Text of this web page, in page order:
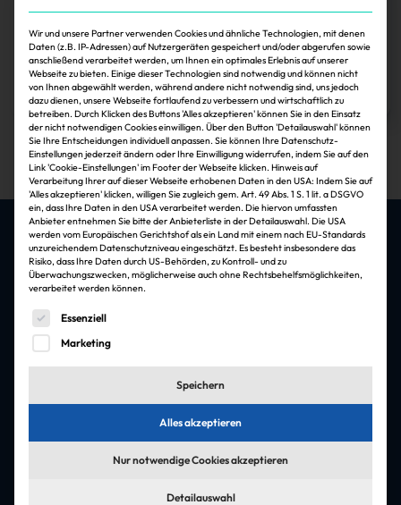
Verein „Offenbach offensiv“ gegründet
Sonja Smalian 30.11.2024
Zum Artikel
1
Die besten Jobs & Arbeitgeber in der
Immobilienbranche
Asset-Management
Controlling & Buchhaltung
Wir und unsere Partner verwenden Cookies und ähnliche Technologien, mit denen
Daten (z.B. IP-Adressen) auf Nutzergeräten gespeichert und/oder abgerufen sowie
anschließend verarbeitet werden, um Ihnen ein optimales Erlebnis auf unserer
Webseite zu bieten. Einige dieser Technologien sind notwendig und können nicht
von Ihnen abgewählt werden, während andere nicht notwendig sind, uns jedoch
dazu dienen, unsere Webseite fortlaufend zu verbessern und wirtschaftlich zu
betreiben. Durch Klicken des Buttons 'Alles akzeptieren' können Sie in den Einsatz
der nicht notwendigen Cookies einwilligen. Über den Button 'Detailauswahl' können
Sie Ihre Entscheidungen individuell anpassen. Sie können Ihre Datenschutz-
Einstellungen jederzeit ändern oder Ihre Einwilligung widerrufen, indem Sie auf den
Link 'Cookie-Einstellungen' im Footer der Webseite klicken. Hinweis auf
Verarbeitung Ihrer auf dieser Webseite erhobenen Daten in den USA: Indem Sie auf
'Alles akzeptieren' klicken, willigen Sie zugleich gem. Art. 49 Abs. 1 S. 1 lit. a DSGVO
ein, dass Ihre Daten in den USA verarbeitet werden. Die hiervon umfassten
Anbieter entnehmen Sie bitte der Anbieterliste in der Detailauswahl. Die USA
werden vom Europäischen Gerichtshof als ein Land mit einem nach EU-Standards
unzureichendem Datenschutzniveau eingeschätzt. Es besteht insbesondere das
Risiko, dass Ihre Daten durch US-Behörden, zu Kontroll- und zu
Überwachungszwecken, möglicherweise auch ohne Rechtsbehelfsmöglichkeiten,
verarbeitet werden können.
Es folgt eine Liste der Service-Gruppen, für die eine
Essenziell
Marketing
Speichern
Alles akzeptieren
Nur notwendige Cookies akzeptieren
Detailauswahl